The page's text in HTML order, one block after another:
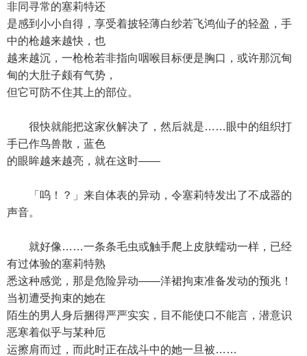
非同寻常的塞莉特还
是感到小小自得，享受着披轻薄白纱若飞鸿仙子的轻盈，手
中的枪越来越快，也
越来越沉，一枪枪若非指向咽喉目标便是胸口，或许那沉甸
甸的大肚子颇有气势，
但它可防不住其上的部位。
很快就能把这家伙解决了，然后就是……眼中的组织打
手已作鸟兽散，蓝色
的眼眸越来越亮，就在这时——
「呜！？」来自体表的异动，令塞莉特发出了不成器的
声音。
就好像……一条条毛虫或触手爬上皮肤蠕动一样，已经
有过体验的塞莉特熟
悉这种感觉，那是危险异动——洋裙拘束准备发动的预兆！
当初遭受拘束的她在
陌生的男人身后捆得严严实实，目不能使口不能言，潜意识
恶寒着似乎与某种厄
运擦肩而过，而此时正在战斗中的她一旦被……